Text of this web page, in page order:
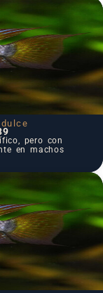
pero con
en machos